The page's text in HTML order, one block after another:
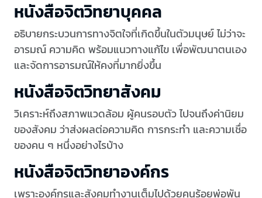
หนังสือจิตวิทยาบุคคล
อธิบายกระบวนการทางจิตใจที่เกิดขึ้นในตัวมนุษย์ ไม่ว่าจะ
อารมณ์ ความคิด พร้อมแนวทางแก้ไข เพื่อพัฒนาตนเอง
และจัดการอารมณ์ให้คงที่มากยิ่งขึ้น
หนังสือจิตวิทยาสังคม
วิเคราะห์ถึงสภาพแวดล้อม ผู้คนรอบตัว ไปจนถึงค่านิยม
ของสังคม ว่าส่งผลต่อความคิด การกระทำ และความเชื่อ
ของคน ๆ หนึ่งอย่างไรบ้าง
หนังสือจิตวิทยาองค์กร
เพราะองค์กรและสังคมทำงานเต็มไปด้วยคนร้อยพ่อพัน